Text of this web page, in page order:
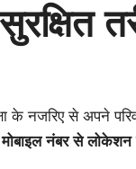
के नजरिए से अपने
मोबाइल नंबर से